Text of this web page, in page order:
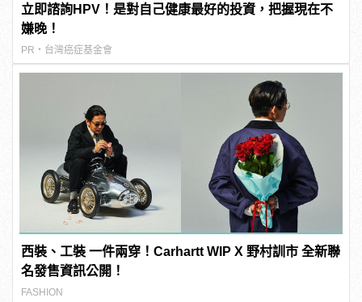
立即諮詢HPV！是對自己健康最好的投資，把握現在不
嫌晚！
PR・台灣癌症基金會
西裝、工裝 一件兩穿！Carhartt WIP X 野村訓市 全新聯
名發售資訊公開！
FASHION